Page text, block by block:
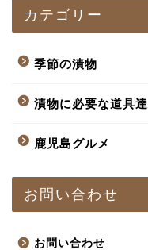
カテゴリー
季節の漬物
漬物に必要な道具達
鹿児島グルメ
お問い合わせ
お問い合わせ